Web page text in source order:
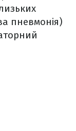
пневмонія)